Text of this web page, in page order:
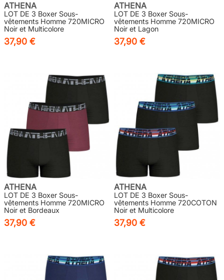
ATHENA
LOT DE 3 Boxer Sous-
vêtements Homme 720MICRO
Noir et Multicolore
37,90 €
ATHENA
LOT DE 3 Boxer Sous-
vêtements Homme 720MICRO
Noir et Lagon
37,90 €
ATHENA
LOT DE 3 Boxer Sous-
vêtements Homme 720MICRO
Noir et Bordeaux
37,90 €
ATHENA
LOT DE 3 Boxer Sous-
vêtements Homme 720COTON
Noir et Multicolore
37,90 €